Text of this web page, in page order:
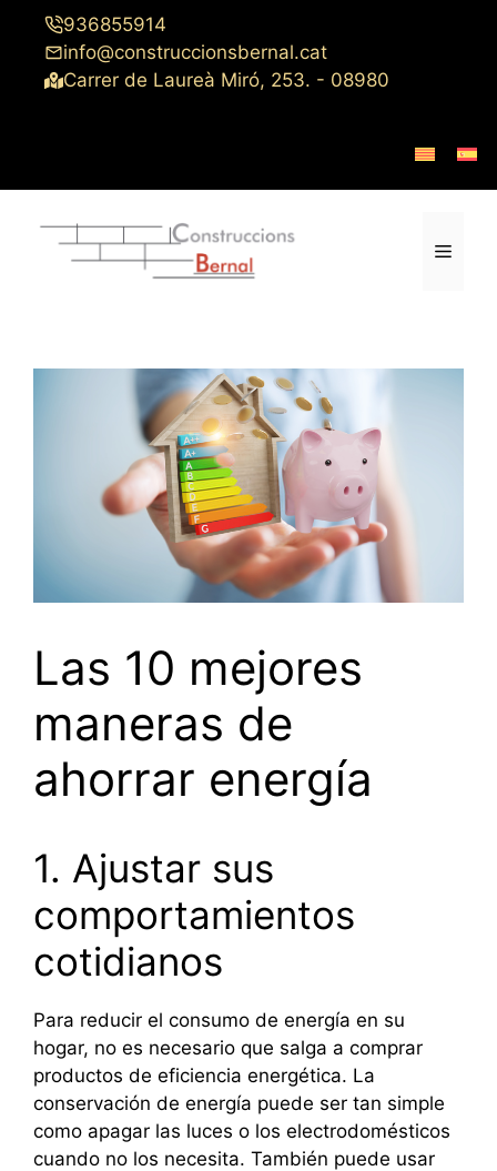
Saltar
contenido
936855914
info@construccionsbernal.cat
Carrer de Laureà Miró, 253. - 08980
Menú
Las 10 mejores
maneras de
ahorrar energía
1. Ajustar sus
comportamientos
cotidianos
Para reducir el consumo de energía en su
hogar, no es necesario que salga a comprar
productos de eficiencia energética. La
conservación de energía puede ser tan simple
como apagar las luces o los electrodomésticos
cuando no los necesita. También puede usar